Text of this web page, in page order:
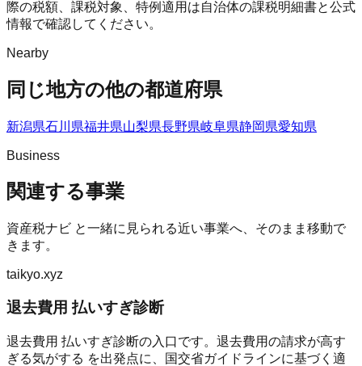
際の税額、課税対象、特例適用は自治体の課税明細書と公式
情報で確認してください。
Nearby
同じ地方の他の都道府県
新潟県石川県福井県山梨県長野県岐阜県静岡県愛知県
Business
関連する事業
資産税ナビ と一緒に見られる近い事業へ、そのまま移動で
きます。
taikyo.xyz
退去費用 払いすぎ診断
退去費用 払いすぎ診断の入口です。退去費用の請求が高す
ぎる気がする を出発点に、国交省ガイドラインに基づく適